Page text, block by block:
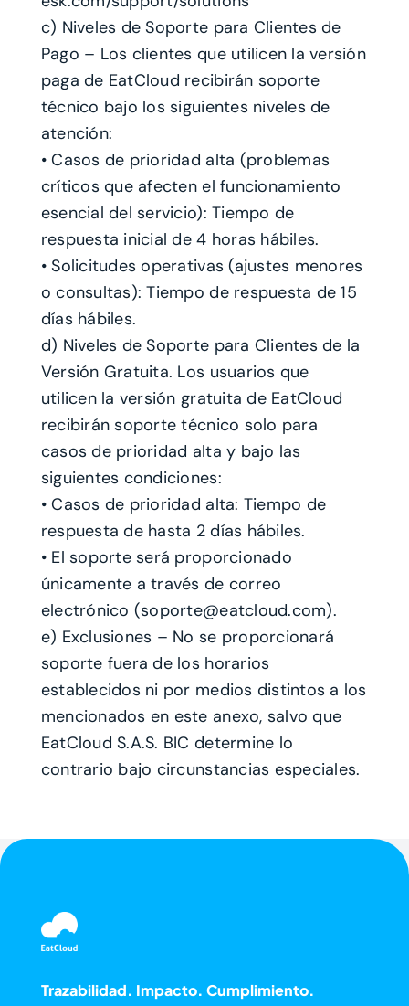
c) Niveles de Soporte para Clientes de
Pago – Los clientes que utilicen la versión
paga de EatCloud recibirán soporte
técnico bajo los siguientes niveles de
atención:
• Casos de prioridad alta (problemas
críticos que afecten el funcionamiento
esencial del servicio): Tiempo de
respuesta inicial de 4 horas hábiles.
• Solicitudes operativas (ajustes menores
o consultas): Tiempo de respuesta de 15
días hábiles.
d) Niveles de Soporte para Clientes de la
Versión Gratuita. Los usuarios que
utilicen la versión gratuita de EatCloud
recibirán soporte técnico solo para
casos de prioridad alta y bajo las
siguientes condiciones:
• Casos de prioridad alta: Tiempo de
respuesta de hasta 2 días hábiles.
• El soporte será proporcionado
únicamente a través de correo
electrónico (soporte@eatcloud.com).
e) Exclusiones – No se proporcionará
soporte fuera de los horarios
establecidos ni por medios distintos a los
mencionados en este anexo, salvo que
EatCloud S.A.S. BIC determine lo
contrario bajo circunstancias especiales.
Trazabilidad. Impacto. Cumplimiento.